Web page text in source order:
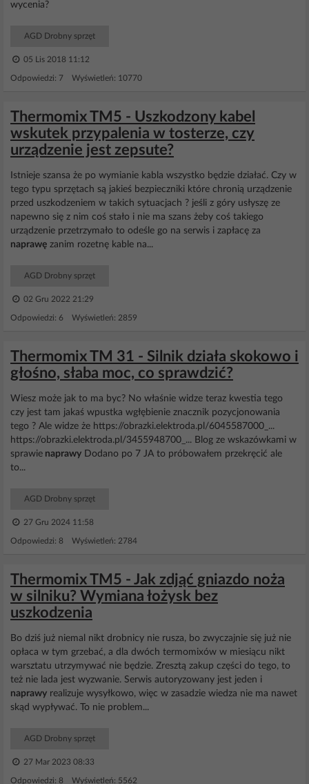
wycenia?
AGD Drobny sprzęt
05 Lis 2018 11:12
Odpowiedzi: 7 Wyświetleń: 10770
Thermomix TM5 - Uszkodzony kabel
wskutek przypalenia w tosterze, czy
urządzenie jest zepsute?
Istnieje szansa że po wymianie kabla wszystko będzie działać. Czy w
tego typu sprzętach są jakieś bezpieczniki które chronią urządzenie
przed uszkodzeniem w takich sytuacjach ? jeśli z góry usłyszę ze
napewno się z nim coś stało i nie ma szans żeby coś takiego
urządzenie przetrzymało to odeśle go na serwis i zapłacę za
naprawę zanim rozetnę kable na...
AGD Drobny sprzęt
02 Gru 2022 21:29
Odpowiedzi: 6 Wyświetleń: 2859
Thermomix TM 31 - Silnik działa skokowo i
głośno, słaba moc, co sprawdzić?
Wiesz może jak to ma byc? No właśnie widze teraz kwestia tego
czy jest tam jakaś wpustka wgłębienie znacznik pozycjonowania
tego ? Ale widze że https://obrazki.elektroda.pl/6045587000_...
https://obrazki.elektroda.pl/3455948700_... Blog ze wskazówkami w
sprawie naprawy Dodano po 7 JA to próbowałem przekręcić ale
to...
AGD Drobny sprzęt
27 Gru 2024 11:58
Odpowiedzi: 8 Wyświetleń: 2784
Thermomix TM5 - Jak zdjąć gniazdo noża
w silniku? Wymiana łożysk bez
uszkodzenia
Bo dziś już niemal nikt drobnicy nie rusza, bo zwyczajnie się już nie
opłaca w tym grzebać, a dla dwóch termomixów w miesiącu nikt
warsztatu utrzymywać nie będzie. Zresztą zakup części do tego, to
też nie lada jest wyzwanie. Serwis autoryzowany jest jeden i
naprawy realizuje wysyłkowo, więc w zasadzie wiedza nie ma nawet
skąd wypływać. To nie problem...
AGD Drobny sprzęt
27 Mar 2023 08:33
Odpowiedzi: 8 Wyświetleń: 5562